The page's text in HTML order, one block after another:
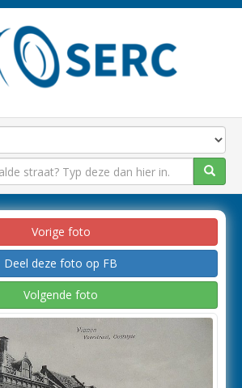
Vorige foto
Deel deze foto op FB
Volgende foto